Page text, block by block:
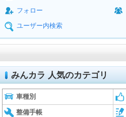
フォロー
ユーザー内検索
みんカラ 人気のカテゴリ
車種別
整備手帳